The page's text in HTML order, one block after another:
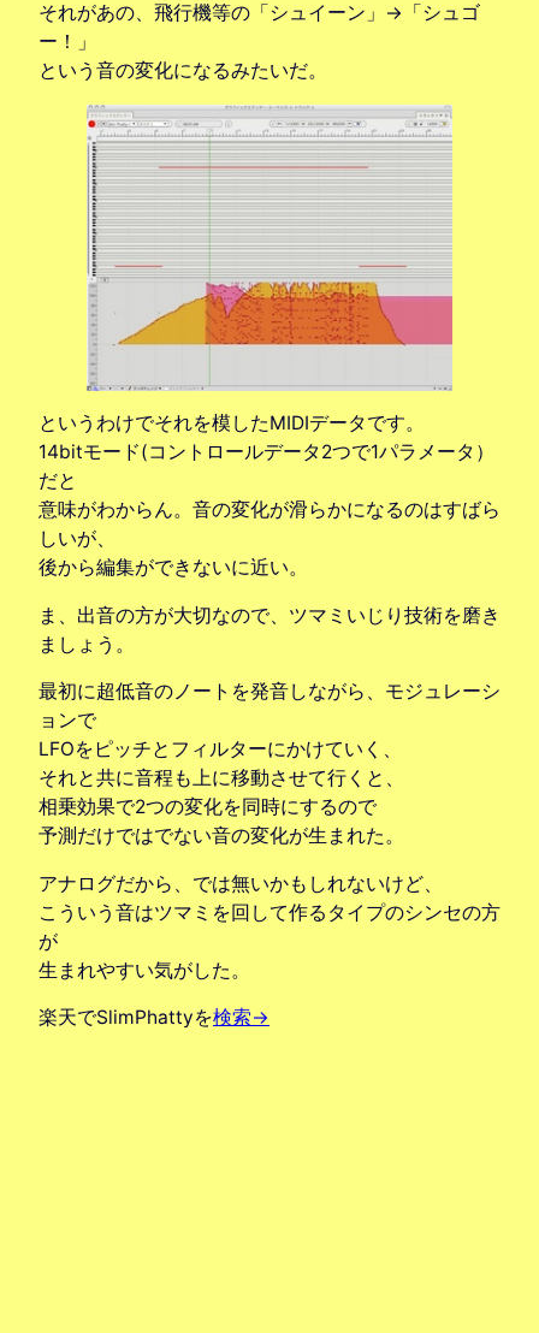
それがあの、飛行機等の「シュイーン」→「シュゴ
ー！」
という音の変化になるみたいだ。
というわけでそれを模したMIDIデータです。
14bitモード(コントロールデータ2つで1パラメータ）
だと
意味がわからん。音の変化が滑らかになるのはすばら
しいが、
後から編集ができないに近い。
ま、出音の方が大切なので、ツマミいじり技術を磨き
ましょう。
最初に超低音のノートを発音しながら、モジュレーシ
ョンで
LFOをピッチとフィルターにかけていく、
それと共に音程も上に移動させて行くと、
相乗効果で2つの変化を同時にするので
予測だけではでない音の変化が生まれた。
アナログだから、では無いかもしれないけど、
こういう音はツマミを回して作るタイプのシンセの方
が
生まれやすい気がした。
楽天でSlimPhattyを検索→